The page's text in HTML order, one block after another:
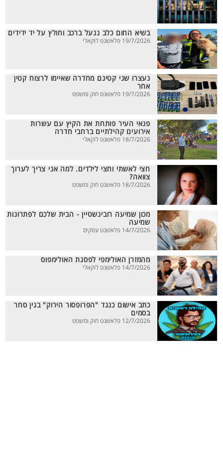
בשיא החום כלב ננעל ברכב וחולץ על יד ידידים
19/7/2026 פלאשנט לוקאלי
נעצרו שני קטינם מחדרה שאיימו לרצוח קטין
אחר
19/7/2026 פלאשנט חוק ומשפט
פנאי העיר פותחת את הקיץ עם עשרות
אירועים קהילתיים ברחבי חדרה
18/7/2026 פלאשנט לוקאלי
חצי לאשתי וחצי לילדים. למה אני צריך לערוך
צוואה?
18/7/2026 פלאשנט חוק ומשפט
מכון שמיעה רובינשטיין - הבית שלכם לפתרונות
שמיעה
14/7/2026 פלאשנט עסקים
מהמזרן האולימפי לפסגת האולימפוס
14/7/2026 פלאשנט לוקאלי
כתב אישום כנגד "הפרופסור הירוק" בגין סחר
בסמים
12/7/2026 פלאשנט חוק ומשפט